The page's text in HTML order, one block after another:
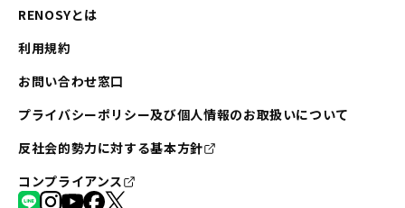
RENOSYとは
利用規約
お問い合わせ窓口
プライバシーポリシー及び個人情報のお取扱いについて
反社会的勢力に対する基本方針
コンプライアンス